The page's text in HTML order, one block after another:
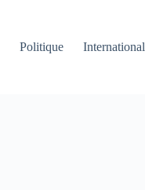
Politique International